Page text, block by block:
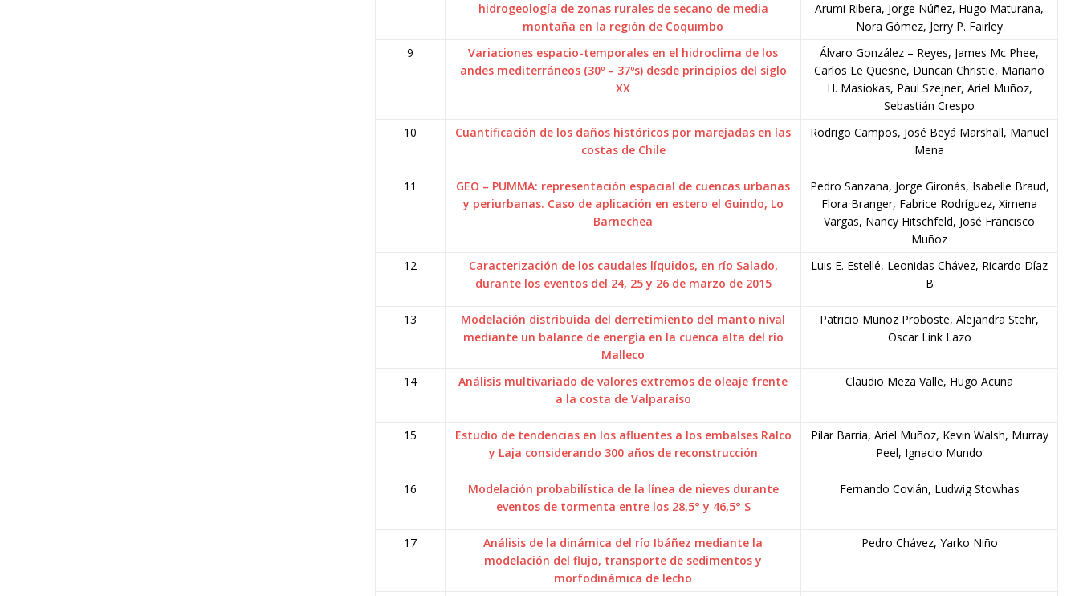
hidrogeología de zonas rurales de secano de media
montaña en la región de Coquimbo
Arumi Ribera, Jorge Núñez, Hugo Maturana,
Nora Gómez, Jerry P. Fairley
9
Variaciones espacio-temporales en el hidroclima de los
andes mediterráneos (30º – 37ºs) desde principios del siglo
XX
Álvaro González – Reyes, James Mc Phee,
Carlos Le Quesne, Duncan Christie, Mariano
H. Masiokas, Paul Szejner, Ariel Muñoz,
Sebastián Crespo
10
Cuantificación de los daños históricos por marejadas en las
costas de Chile
Rodrigo Campos, José Beyá Marshall, Manuel
Mena
11
GEO – PUMMA: representación espacial de cuencas urbanas
y periurbanas. Caso de aplicación en estero el Guindo, Lo
Barnechea
Pedro Sanzana, Jorge Gironás, Isabelle Braud,
Flora Branger, Fabrice Rodríguez, Ximena
Vargas, Nancy Hitschfeld, José Francisco
Muñoz
12
Caracterización de los caudales líquidos, en río Salado,
durante los eventos del 24, 25 y 26 de marzo de 2015
Luis E. Estellé, Leonidas Chávez, Ricardo Díaz
B
13
Modelación distribuida del derretimiento del manto nival
mediante un balance de energía en la cuenca alta del río
Malleco
Patricio Muñoz Proboste, Alejandra Stehr,
Oscar Link Lazo
14
Análisis multivariado de valores extremos de oleaje frente
a la costa de Valparaíso
Claudio Meza Valle, Hugo Acuña
15
Estudio de tendencias en los afluentes a los embalses Ralco
y Laja considerando 300 años de reconstrucción
Pilar Barria, Ariel Muñoz, Kevin Walsh, Murray
Peel, Ignacio Mundo
16
Modelación probabilística de la línea de nieves durante
eventos de tormenta entre los 28,5° y 46,5° S
Fernando Covián, Ludwig Stowhas
17
Análisis de la dinámica del río Ibáñez mediante la
modelación del flujo, transporte de sedimentos y
morfodinámica de lecho
Pedro Chávez, Yarko Niño